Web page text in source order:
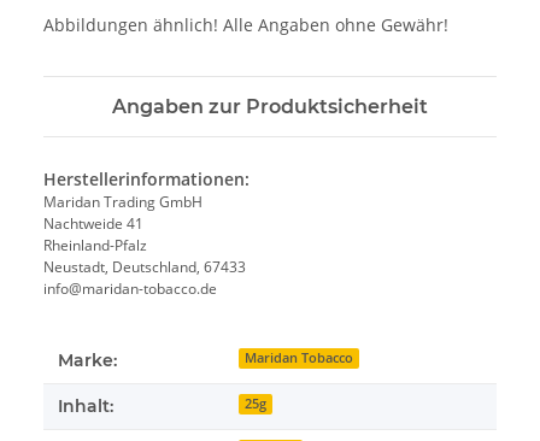
Abbildungen ähnlich! Alle Angaben ohne Gewähr!
Angaben zur Produktsicherheit
Herstellerinformationen:
Maridan Trading GmbH
Nachtweide 41
Rheinland-Pfalz
Neustadt, Deutschland, 67433
info@maridan-tobacco.de
Marke: Maridan Tobacco
Inhalt: 25g